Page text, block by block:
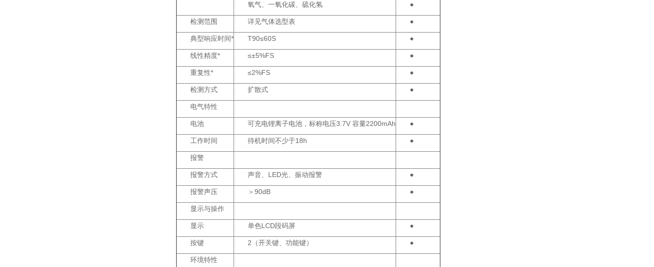
氧气、一氧化碳、硫化氢 ●
检测范围 详见气体选型表 ●
典型响应时间* T90≤60S ●
线性精度* ≤±5%FS ●
重复性* ≤2%FS ●
检测方式 扩散式 ●
电气特性
电池 可充电锂离子电池，标称电压3.7V 容量2200mAh ●
工作时间 待机时间不少于18h ●
报警
报警方式 声音、LED光、振动报警 ●
报警声压 ＞90dB ●
显示与操作
显示 单色LCD段码屏 ●
按键 2（开关键、功能键） ●
环境特性